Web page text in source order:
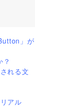
」が
？
れる文
アル